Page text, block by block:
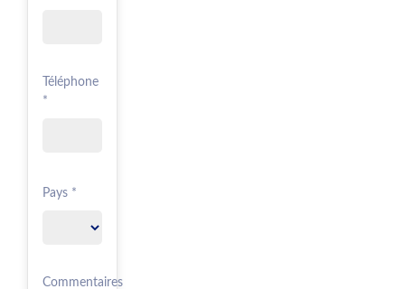
Téléphone
*
Pays *
Commentaires